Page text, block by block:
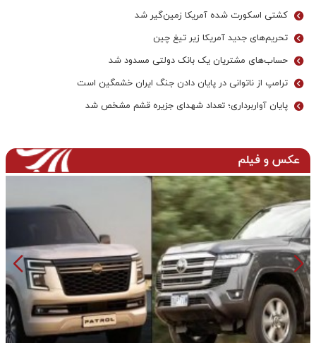
کشتی اسکورت شده آمریکا زمین‌گیر شد
تحریم‌های جدید آمریکا زیر تیغ چین
حساب‌های مشتریان یک بانک‌ دولتی مسدود شد
ترامپ از ناتوانی در پایان دادن جنگ ایران خشمگین است
پایان آواربرداری؛ تعداد شهدای جزیره قشم مشخص شد
عکس و فیلم